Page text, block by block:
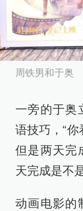
周铁男和于奥
一旁的于奥
语技巧，“你
但是两天完
天完成是不
动画电影的